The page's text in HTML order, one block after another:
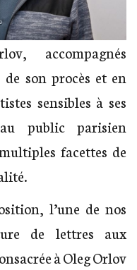
accompagnés
son procès et en
sensibles à ses
public parisien
facettes de
l’une de nos
de lettres aux
à Oleg Orlov